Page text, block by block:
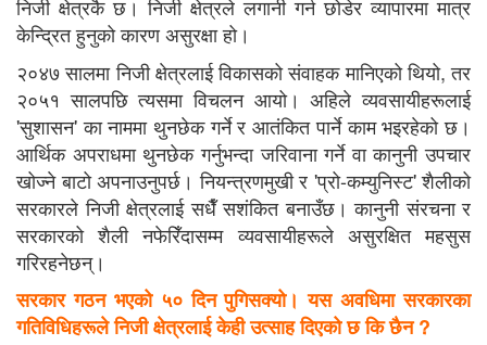
निजी क्षेत्रकै छ। निजी क्षेत्रले लगानी गर्न छोडेर व्यापारमा मात्र
केन्द्रित हुनुको कारण असुरक्षा हो।
२०४७ सालमा निजी क्षेत्रलाई विकासको संवाहक मानिएको थियो, तर
२०५१ सालपछि त्यसमा विचलन आयो। अहिले व्यवसायीहरूलाई
'सुशासन' का नाममा थुनछेक गर्ने र आतंकित पार्ने काम भइरहेको छ।
आर्थिक अपराधमा थुनछेक गर्नुभन्दा जरिवाना गर्ने वा कानुनी उपचार
खोज्ने बाटो अपनाउनुपर्छ। नियन्त्रणमुखी र 'प्रो-कम्युनिस्ट' शैलीको
सरकारले निजी क्षेत्रलाई सधैँ सशंकित बनाउँछ। कानुनी संरचना र
सरकारको शैली नफेरिँदासम्म व्यवसायीहरूले असुरक्षित महसुस
गरिरहनेछन्।
सरकार गठन भएको ५० दिन पुगिसक्यो। यस अवधिमा सरकारका
गतिविधिहरूले निजी क्षेत्रलाई केही उत्साह दिएको छ कि छैन ?